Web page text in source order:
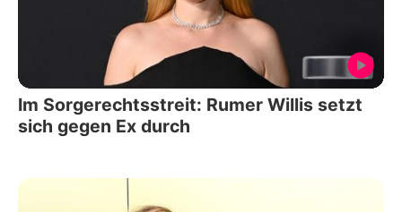
Im Sorgerechtsstreit: Rumer Willis setzt
sich gegen Ex durch